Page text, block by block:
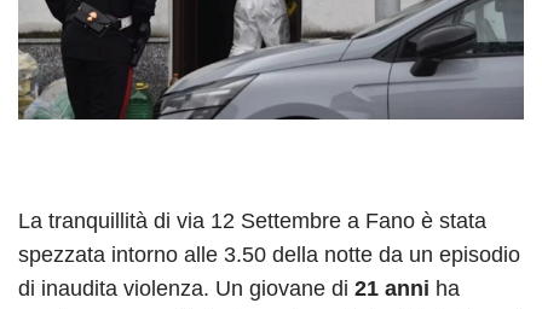
La tranquillità di via 12 Settembre a Fano è stata
spezzata intorno alle 3.50 della notte da un episodio
di inaudita violenza. Un giovane di 21 anni ha